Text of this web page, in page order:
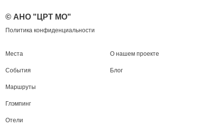
© АНО "ЦРТ МО"
Политика конфиденциальности
Места
События
Маршруты
Глэмпинг
Отели
О нашем проекте
Блог